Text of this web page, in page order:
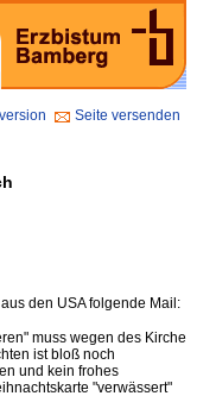
Seite versenden
den USA folgende Mail:
muss wegen des Kirche
ist bloß noch
und kein frohes
"verwässert"